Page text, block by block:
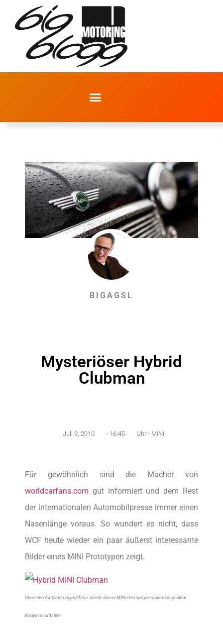
BIGAGSL
Mysteriöser Hybrid
Clubman
Juli 9, 2010 - 16:45 Uhr - MINI
Für gewöhnlich sind die Macher von
worldcarfans.com gut informiert und dem Rest
der internationalen Automobilpresse immer einen
Nasenlänge voraus. So wundert es nicht, dass
WCF heute wieder ein paar äußerst interessante
Bilder eines MINI Prototypen zeigt.
Ohne den Aufkleber Hybrid Drive würde dieser MINI eher wegen seines brachialen
Bodykits auffallen